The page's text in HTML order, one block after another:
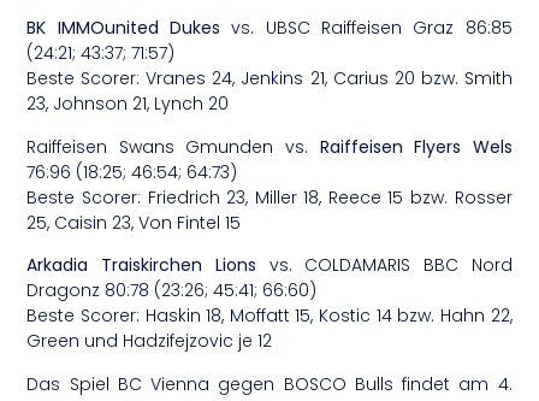
BK IMMOunited Dukes vs. UBSC Raiffeisen Graz 86:85
(24:21; 43:37; 71:57)
Beste Scorer: Vranes 24, Jenkins 21, Carius 20 bzw. Smith
23, Johnson 21, Lynch 20
Raiffeisen Swans Gmunden vs. Raiffeisen Flyers Wels
76:96 (18:25; 46:54; 64:73)
Beste Scorer: Friedrich 23, Miller 18, Reece 15 bzw. Rosser
25, Caisin 23, Von Fintel 15
Arkadia Traiskirchen Lions vs. COLDAMARIS BBC Nord
Dragonz 80:78 (23:26; 45:41; 66:60)
Beste Scorer: Haskin 18, Moffatt 15, Kostic 14 bzw. Hahn 22,
Green und Hadzifejzovic je 12
Das Spiel BC Vienna gegen BOSCO Bulls findet am 4.